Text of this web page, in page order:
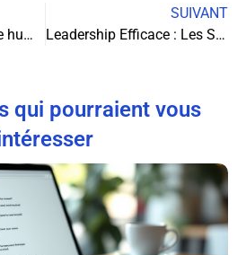
L’empreinte stylistique humaine face aux détecteurs d’IA
SUIVANT
Leadership Efficace : Les Stratégies de Management qui Propulsent la Réussite d’Équipe
qui pourraient vous